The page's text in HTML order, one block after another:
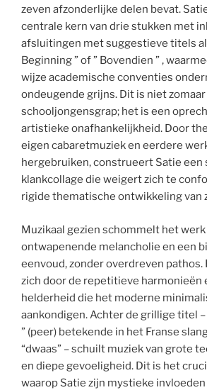
zeven afzonderlijke delen bevat.
centrale kern van drie stukken met
afsluitingen met suggestieve titels
Beginning ” of ” Bovendien ” ,
wijze academische conventies
ondeugende grijns. Dit is niet zomaar
schooljongensgrap; het is een
artistieke onafhankelijkheid. Door
eigen cabaretmuziek en eerdere
hergebruiken, construeert Satie een
klankcollage die weigert zich te
rigide thematische ontwikkeling van
Muzikaal gezien schommelt het
ontwapenende melancholie en een
eenvoud, zonder overdreven
zich door de repetitieve harmonieën
helderheid die het moderne
aankondigen. Achter de grillige titel
” (peer) betekende in het Franse
“dwaas” – schuilt muziek van grote
en diepe gevoeligheid. Dit is het
waarop Satie zijn mystieke